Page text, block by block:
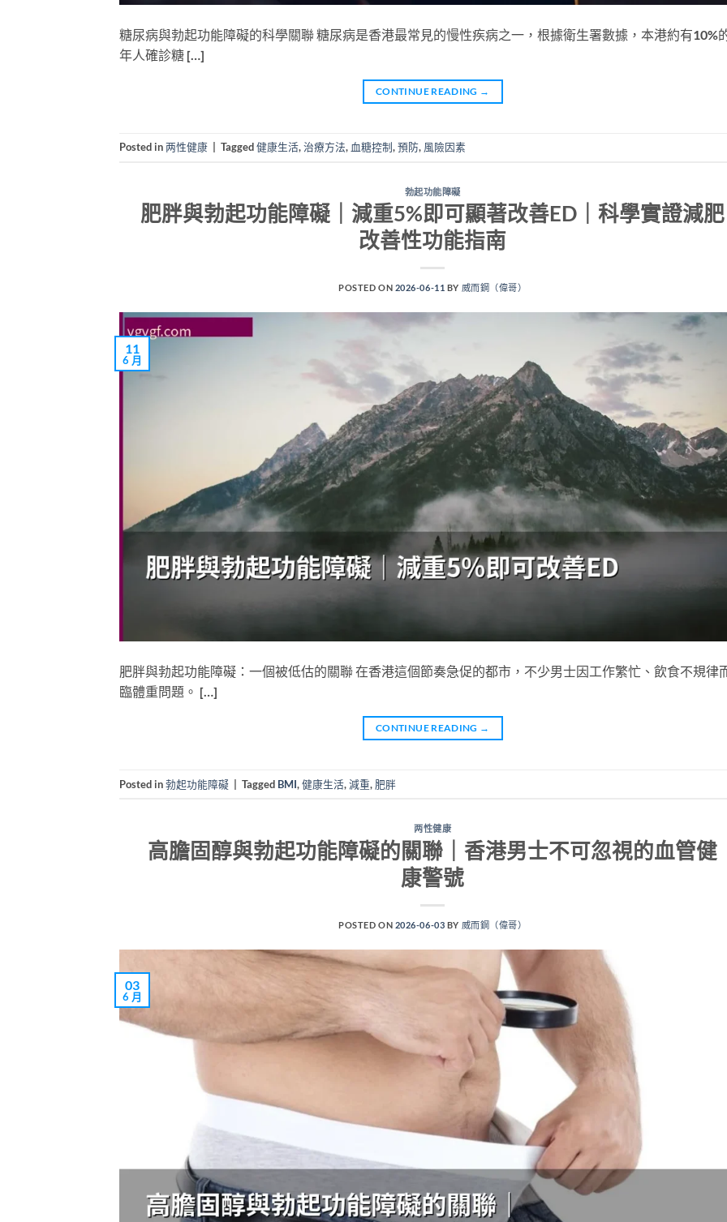
糖尿病與勃起功能障礙的科學關聯 糖尿病是香港最常見的慢性疾病之一，根據衛生署數據，本港約有10%
年人確診糖 […]
CONTINUE READING →
Posted in两性健康 Tagged健康生活,治療方法, 血糖控制,預防, 風險因素
勃起功能障礙
肥胖與勃起功能障礙｜減重5%即可顯著改善ED｜科學實證減肥
改善性功能指南
POSTED ON 2026-06-11 BY 威而鋼（偉哥）
11
6 月
肥胖與勃起功能障礙：一個被低估的關聯 在香港這個節奏急促的都市，不少男士因工作繁忙、飲食不規律
臨體重問題。 […]
CONTINUE READING →
Posted in勃起功能障礙 | Tagged BMI,健康生活,減重, 肥胖
两性健康
高膽固醇與勃起功能障礙的關聯｜香港男士不可忽視的血管健
康警號
POSTED ON 2026-06-03 BY 威而鋼（偉哥）
03
6 月